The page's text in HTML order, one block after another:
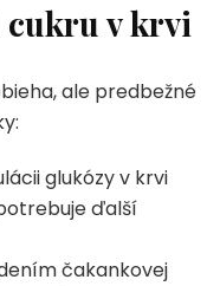
cukru v krvi
ale predbežné
glukózy v krvi
ďalší
čakankovej